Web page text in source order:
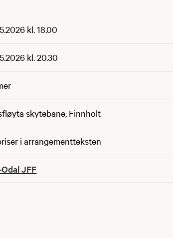
kl. 18.00
kl. 20.30
skytebane, Finnholt
i arrangementteksten
JFF